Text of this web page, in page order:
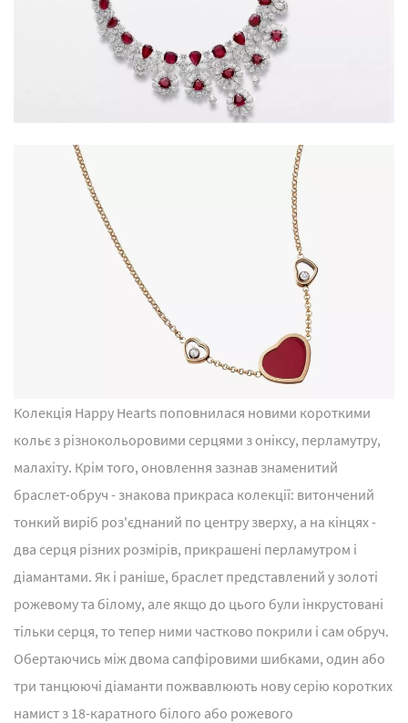
Колекція Happy Hearts поповнилася новими короткими
кольє з різнокольоровими серцями з оніксу, перламутру,
малахіту. Крім того, оновлення зазнав знаменитий
браслет-обруч - знакова прикраса колекції: витончений
тонкий виріб роз'єднаний по центру зверху, а на кінцях -
два серця різних розмірів, прикрашені перламутром і
діамантами. Як і раніше, браслет представлений у золоті
рожевому та білому, але якщо до цього були інкрустовані
тільки серця, то тепер ними частково покрили і сам обруч.
Обертаючись між двома сапфіровими шибками, один або
три танцюючі діаманти пожвавлюють нову серію коротких
намист з 18-каратного білого або рожевого